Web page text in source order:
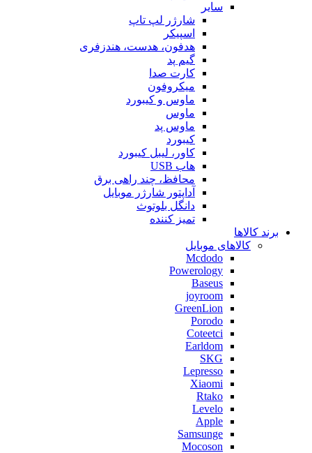
سایر
شارژر لپ تاپ
اسپیکر
هدفون، هدست، هندزفری
گیم پد
کارت صدا
میکروفون
ماوس و کیبورد
ماوس
ماوس پد
کیبورد
کاور، لیبل کیبورد
هاب USB
محافظ، چند راهی برق
آداپتور شارژر موبایل
دانگل بلوتوث
تمیز کننده
برند کالاها
کالاهای موبایل
Mcdodo
Powerology
Baseus
joyroom
GreenLion
Porodo
Coteetci
Earldom
SKG
Lepresso
Xiaomi
Rtako
Levelo
Apple
Samsunge
Mocoson